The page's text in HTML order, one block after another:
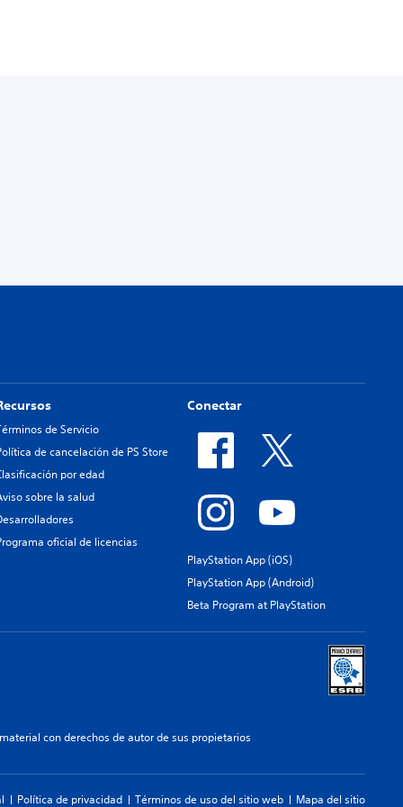
de Servicio
de cancelación de PS Store
por edad
sobre la salud
oficial de licencias
Conectar
PlayStation App (iOS)
PlayStation App (Android)
Beta Program at PlayStation
con derechos de autor de sus propietarios
Política de privacidad Términos de uso del sitio web Mapa del sitio